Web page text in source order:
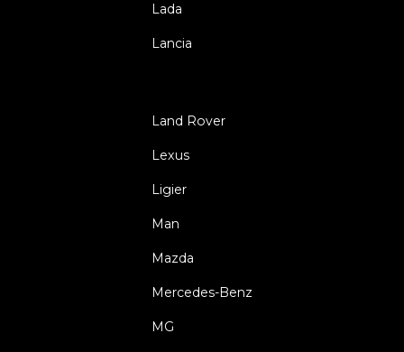
Lada
Lancia
Land Rover
Lexus
Ligier
Man
Mazda
Mercedes-Benz
MG